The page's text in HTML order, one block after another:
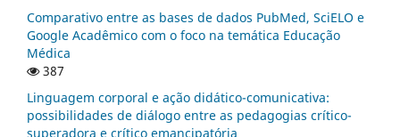
Comparativo entre as bases de dados PubMed, SciELO e
Google Acadêmico com o foco na temática Educação
Médica
387
Linguagem corporal e ação didático-comunicativa:
possibilidades de diálogo entre as pedagogias crítico-
superadora e crítico emancipatória